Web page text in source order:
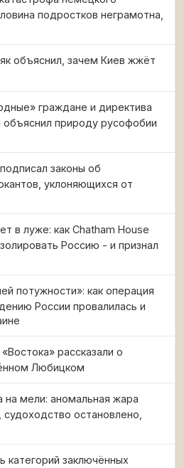
подростков неграмотна,
объяснил, зачем Киев жжёт
граждане и директива
объяснил природу русофобии
законы об
уклоняющихся от
в луже: как Chatham House
Россию - и признал
потужности»: как операция
России провалилась и
рассказали о
Любицком
на мели: аномальная жара
остановлено,
категорий заключённых